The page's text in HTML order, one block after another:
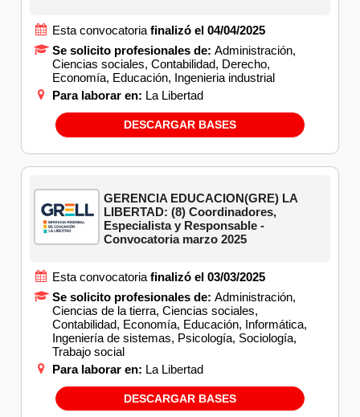
Esta convocatoria finalizó el 04/04/2025
Se solicito profesionales de: Administración,
Ciencias sociales, Contabilidad, Derecho,
Economía, Educación, Ingenieria industrial
Para laborar en: La Libertad
DESCARGAR BASES
GERENCIA EDUCACION(GRE) LA
LIBERTAD: (8) Coordinadores,
Especialista y Responsable -
Convocatoria marzo 2025
Esta convocatoria finalizó el 03/03/2025
Se solicito profesionales de: Administración,
Ciencias de la tierra, Ciencias sociales,
Contabilidad, Economía, Educación, Informática,
Ingeniería de sistemas, Psicología, Sociología,
Trabajo social
Para laborar en: La Libertad
DESCARGAR BASES